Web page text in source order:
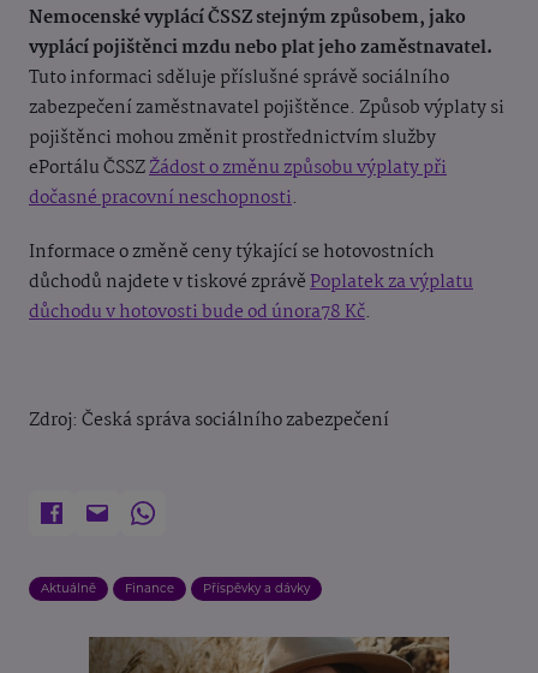
Nemocenské vyplácí ČSSZ stejným způsobem, jako
vyplácí pojištěnci mzdu nebo plat jeho zaměstnavatel.
Tuto informaci sděluje příslušné správě sociálního
zabezpečení zaměstnavatel pojištěnce. Způsob výplaty si
pojištěnci mohou změnit prostřednictvím služby
ePortálu ČSSZŽádost o změnu způsobu výplaty při
dočasné pracovní neschopnosti.
Informace o změně ceny týkající se hotovostních
důchodů najdete v tiskové zprávěPoplatek za výplatu
důchodu v hotovosti bude od února78 Kč.
Zdroj: Česká správa sociálního zabezpečení
Aktuálně Finance Příspěvky a dávky